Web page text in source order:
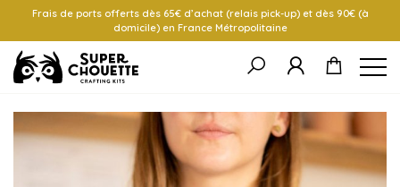
Frais de ports offerts dès 65€ d’achat (relais pick-up) et dès 90€ (à
domicile) en France Métropolitaine